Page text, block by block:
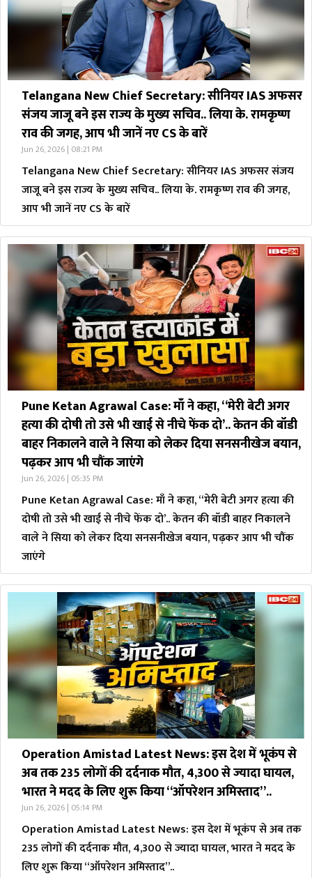
Telangana New Chief Secretary: सीनियर IAS अफसर
संजय जाजू बने इस राज्य के मुख्य सचिव.. लिया के. रामकृष्ण
राव की जगह, आप भी जानें नए CS के बारें
Jun 26, 2026 | 08:21 PM
Telangana New Chief Secretary: सीनियर IAS अफसर संजय
जाजू बने इस राज्य के मुख्य सचिव.. लिया के. रामकृष्ण राव की जगह,
आप भी जानें नए CS के बारें
Pune Ketan Agrawal Case: माँ ने कहा, “मेरी बेटी अगर
हत्या की दोषी तो उसे भी खाई से नीचे फेंक दो’.. केतन की बॉडी
बाहर निकालने वाले ने सिया को लेकर दिया सनसनीखेज बयान,
पढ़कर आप भी चौंक जाएंगे
Jun 26, 2026 | 05:35 PM
Pune Ketan Agrawal Case: माँ ने कहा, “मेरी बेटी अगर हत्या की
दोषी तो उसे भी खाई से नीचे फेंक दो’.. केतन की बॉडी बाहर निकालने
वाले ने सिया को लेकर दिया सनसनीखेज बयान, पढ़कर आप भी चौंक
जाएंगे
Operation Amistad Latest News: इस देश में भूकंप से
अब तक 235 लोगों की दर्दनाक मौत, 4,300 से ज्यादा घायल,
भारत ने मदद के लिए शुरू किया “ऑपरेशन अमिस्ताद”..
Jun 26, 2026 | 05:14 PM
Operation Amistad Latest News: इस देश में भूकंप से अब तक
235 लोगों की दर्दनाक मौत, 4,300 से ज्यादा घायल, भारत ने मदद के
लिए शुरू किया “ऑपरेशन अमिस्ताद”..